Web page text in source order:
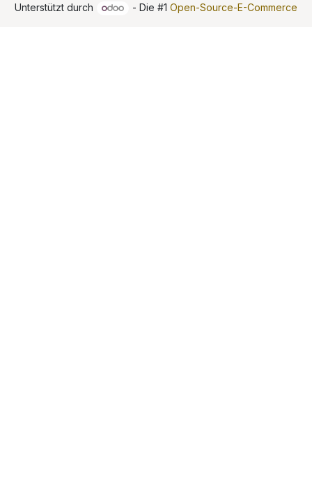
Unterstützt durch - Die #1Open-Source-E-Commerce